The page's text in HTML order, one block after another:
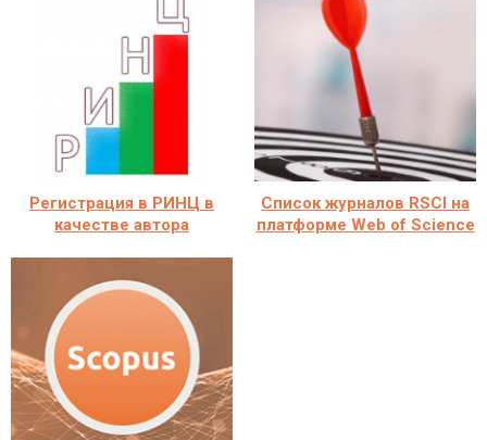
Регистрация в РИНЦ в
качестве автора
Cписок журналов RSCI на
платформе Web of Science